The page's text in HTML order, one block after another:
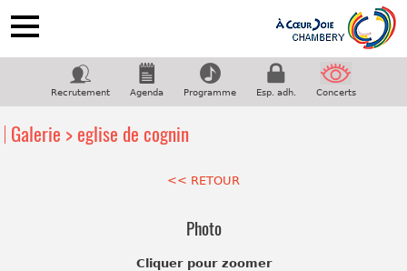
ACCUEIL
NOTRE CHORALE
COUPS DE COEUR
GALERIE
Suivez-nous sur facebook
Recrutement Agenda Programme Esp. adh. Concerts
Galerie > eglise de cognin
<< RETOUR
Photo
Cliquer pour zoomer